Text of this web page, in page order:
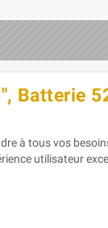
Batterie
à tous vos
utilisateur